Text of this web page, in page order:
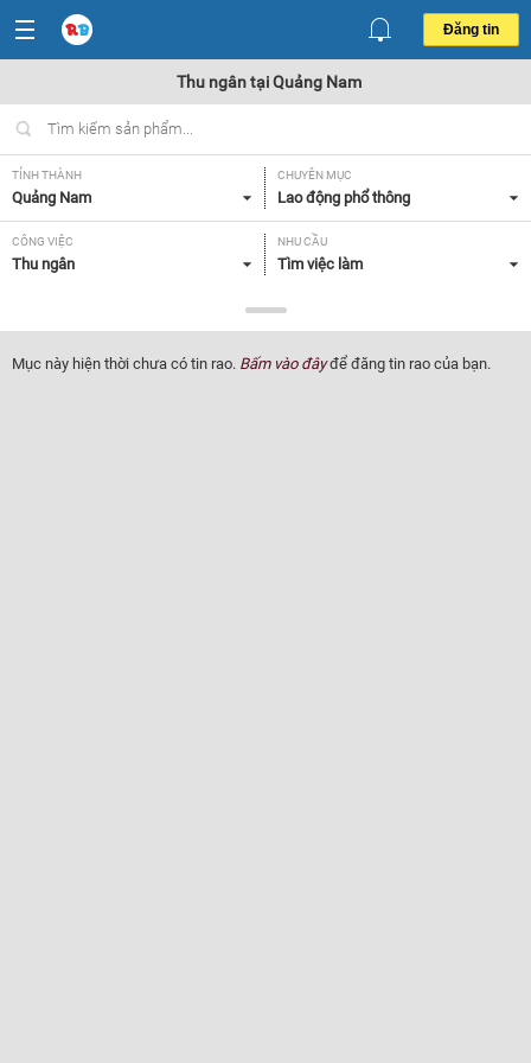
Đăng tin
Thu ngân tại Quảng Nam
TỈNH THÀNH
Quảng Nam
CHUYÊN MỤC
Lao động phổ thông
CÔNG VIỆC
Thu ngân
NHU CẦU
Tìm việc làm
Tất cả
Mục này hiện thời chưa có tin rao. Bấm vào đâyđể đăng tin rao của bạn.